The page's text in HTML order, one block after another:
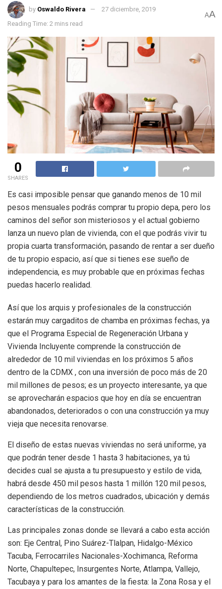
by Oswaldo Rivera
27 diciembre, 2019
Reading Time: 2 mins read
AA
0
SHARES
Es casi imposible pensar que ganando menos de 10 mil
pesos mensuales podrás comprar tu propio depa, pero los
caminos del señor son misteriosos y el actual gobierno
lanza un nuevo plan de vivienda, con el que podrás vivir tu
propia cuarta transformación, pasando de rentar a ser dueño
de tu propio espacio, así que si tienes ese sueño de
independencia, es muy probable que en próximas fechas
puedas hacerlo realidad.
Así que los arquis y profesionales de la construcción
estarán muy cargaditos de chamba en próximas fechas, ya
que el Programa Especial de Regeneración Urbana y
Vivienda Incluyente comprende la construcción de
alrededor de 10 mil viviendas en los próximos 5 años
dentro de la CDMX , con una inversión de poco más de 20
mil millones de pesos; es un proyecto interesante, ya que
se aprovecharán espacios que hoy en día se encuentran
abandonados, deteriorados o con una construcción ya muy
vieja que necesita renovarse.
El diseño de estas nuevas viviendas no será uniforme, ya
que podrán tener desde 1 hasta 3 habitaciones, ya tú
decides cual se ajusta a tu presupuesto y estilo de vida,
habrá desde 450 mil pesos hasta 1 millón 120 mil pesos,
dependiendo de los metros cuadrados, ubicación y demás
características de la construcción.
Las principales zonas donde se llevará a cabo esta acción
son: Eje Central, Pino Suárez-Tlalpan, Hidalgo-México
Tacuba, Ferrocarriles Nacionales-Xochimanca, Reforma
Norte, Chapultepec, Insurgentes Norte, Atlampa, Vallejo,
Tacubaya y para los amantes de la fiesta: la Zona Rosa y el